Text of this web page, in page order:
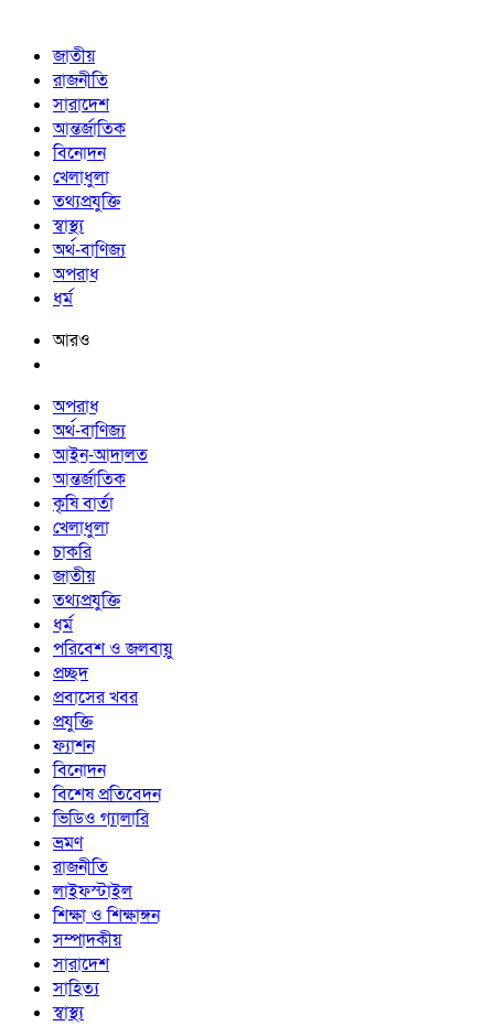
জাতীয়
রাজনীতি
সারাদেশ
আন্তর্জাতিক
বিনোদন
খেলাধুলা
তথ্যপ্রযুক্তি
স্বাস্থ্য
অর্থ-বাণিজ্য
অপরাধ
ধর্ম
আরও
অপরাধ
অর্থ-বাণিজ্য
আইন-আদালত
আন্তর্জাতিক
কৃষি বার্তা
খেলাধুলা
চাকরি
জাতীয়
তথ্যপ্রযুক্তি
ধর্ম
পরিবেশ ও জলবায়ু
প্রচ্ছদ
প্রবাসের খবর
প্রযুক্তি
ফ্যাশন
বিনোদন
বিশেষ প্রতিবেদন
ভিডিও গ্যালারি
ভ্রমণ
রাজনীতি
লাইফস্টাইল
শিক্ষা ও শিক্ষাঙ্গন
সম্পাদকীয়
সারাদেশ
সাহিত্য
স্বাস্থ্য